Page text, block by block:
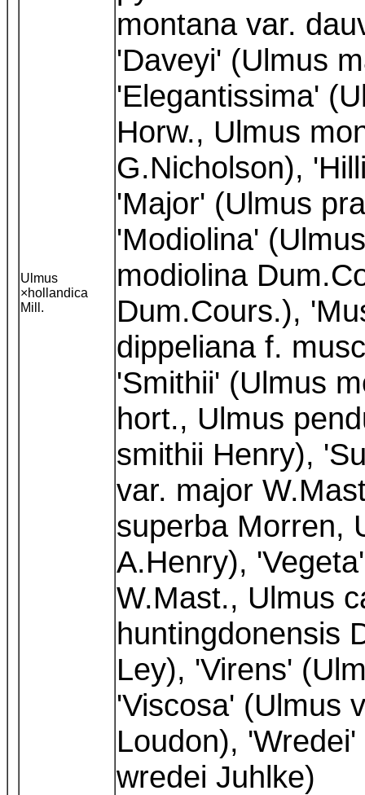
Ulmus
×hollandica
Mill.
montana var.
'Daveyi' (Ulmus
'Elegantissima'
Horw., Ulmus
G.Nicholson),
'Major' (Ulmus
'Modiolina'
modiolina
Dum.Cours.),
dippeliana f.
'Smithii' (Ulmus
hort., Ulmus
smithii Henry),
var. major
superba Morren,
A.Henry),
W.Mast., Ulmus
huntingdonensis
Ley), 'Virens'
'Viscosa' (Ulmus
Loudon),
wredei Juhlke)